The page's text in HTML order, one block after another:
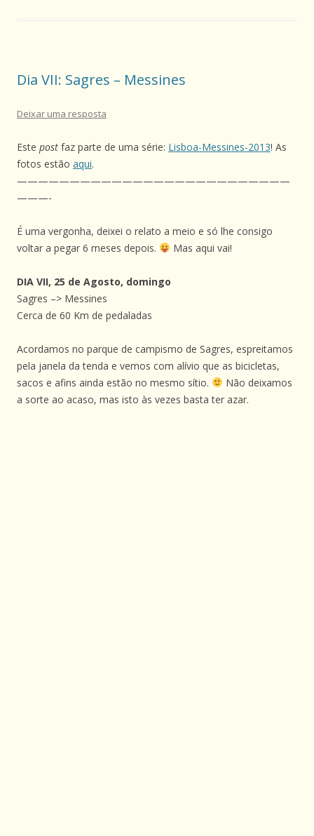
Dia VII: Sagres – Messines
Deixar uma resposta
Este post faz parte de uma série: Lisboa-Messines-2013! As
fotos estão aqui.
——————————————————————————
———-
É uma vergonha, deixei o relato a meio e só lhe consigo
voltar a pegar 6 meses depois.
Mas aqui vai!
DIA VII, 25 de Agosto, domingo
Sagres –> Messines
Cerca de 60 Km de pedaladas
Acordamos no parque de campismo de Sagres, espreitamos
pela janela da tenda e vemos com alívio que as bicicletas,
sacos e afins ainda estão no mesmo sítio.
Não deixamos
a sorte ao acaso, mas isto às vezes basta ter azar.